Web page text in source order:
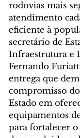
rodovias mais
atendimento
eficiente à
secretário de
Infraestrutura e
Fernando
entrega que
compromisso
Estado em
equipamentos
para fortalecer